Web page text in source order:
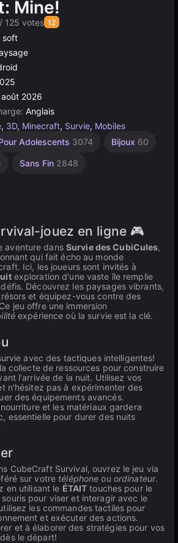
Mine!
/ 125 votes 12
soft
août 2026
Anglais
, 3D, Minecraft, Survie, Mobiles
Adolescents 3074 Bijoux 60
Sans Fin 2848
jouez en ligne 🎮
aventure dans Survie des CubiCules,
qui fait écho au monde
Ici, les joueurs sont invités à
exploration d'une vaste île remplie
Découvrez les paysages vibrants,
et équipez-vous contre des
jeu offre une immersion
expérience où la survie est la clé.
avec des tactiques intelligentes!
collecte de ressources pour construire
l'arrivée de la nuit. Utilisez vos
n'hésitez pas à expérimenter des
des équipements avancés.
et les matériaux gardera
essentielle pour durer des nuits
CubeCraft Survival, ouvrez le jeu via
sur votre téléphone ou ordinateur.
en utilisant le ÉTAIT touches pour le
pour viser et interagir avec le
les commandes tactiles pour
et exécuter des actions.
et à élaborer des stratégies pour vos
le départ!